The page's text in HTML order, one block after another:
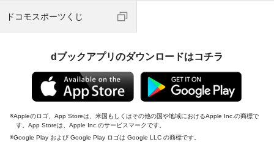
ドコモスポーツくじ
dブックアプリのダウンロードはコチラ
Appleのロゴ、App Storeは、米国もしくはその他の国や地域におけるApple Inc.の商標で
す。App Storeは、Apple Inc.のサービスマークです。
Google Play および Google Play ロゴは Google LLC の商標です。